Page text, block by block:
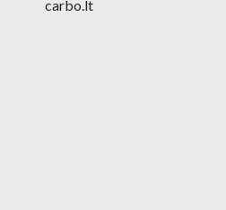
carbo.lt